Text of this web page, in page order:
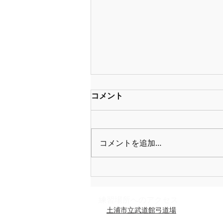
５月の練成会＆研修会
コメント
コメントを追加…
土浦市立武道館弓道場